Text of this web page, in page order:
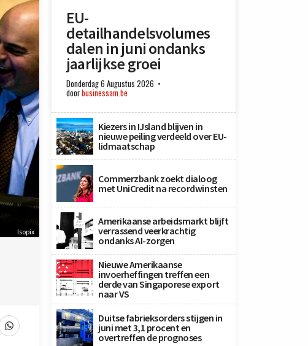
Isopix
EU-
detailhandelsvolumes
dalen in juni ondanks
jaarlijkse groei
Donderdag 6 Augustus 2026
doorbusinessam.be
Kiezers in IJsland blijven in
nieuwe peiling verdeeld over EU-
lidmaatschap
Commerzbank zoekt dialoog
met UniCredit na recordwinsten
Amerikaanse arbeidsmarkt blijft
verrassend veerkrachtig
ondanks AI-zorgen
Nieuwe Amerikaanse
invoerheffingen treffen een
derde van Singaporese export
naar VS
Duitse fabrieksorders stijgen in
juni met 3,1 procent en
overtreffen de prognoses